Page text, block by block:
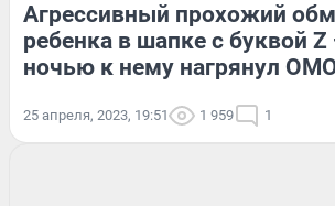
Агрессивный прохожий
ребенка в шапке с буквой
ночью к нему нагрянул
25 апреля, 2023, 19:51 1 959 1